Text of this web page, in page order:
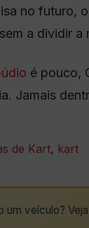
no futuro,
a dividir a
é pouco,
Jamais
de Kart, kart
um veículo?